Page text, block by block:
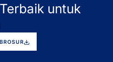
untuk